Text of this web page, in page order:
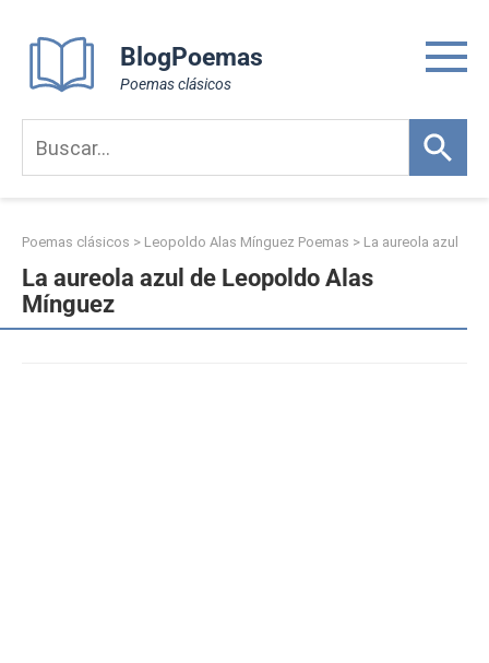
content
BlogPoemas
Poemas clásicos
Poemas clásicos > Leopoldo Alas Mínguez Poemas > La aureola azul
La aureola azul de Leopoldo Alas
Mínguez